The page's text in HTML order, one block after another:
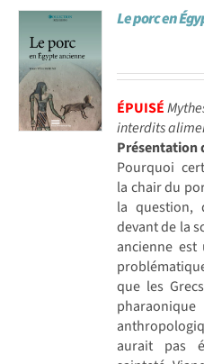
Achat en ligne
Panier WooCommerce
Le porc en
ÉPUISÉ
interdits
Présentation
Pourquoi
la chair du
la question,
devant de la
ancienne
que les
aurait pas